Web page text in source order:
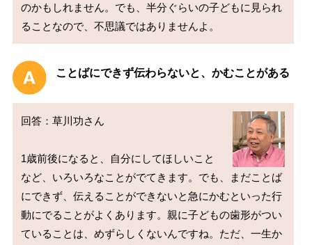
のかもしれません。でも、半分ぐらいの子どもに見られ
ことばにできず伝わらないと、かむことがある
回答：草川功さん
1歳前後になると、自分にしてほしいこと
など、いろいろなことがでてきます。でも、まだことば
にできず、伝えることができないと急にかむといった行
動にでることがよくあります。親に子どもの歯形がつい
ていることは、めずらしくないんですね。ただ、一生か